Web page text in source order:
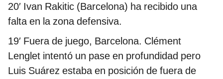
20′ Ivan Rakitic (Barcelona) ha recibido una
falta en la zona defensiva.
19′ Fuera de juego, Barcelona. Clément
Lenglet intentó un pase en profundidad pero
Luis Suárez estaba en posición de fuera de